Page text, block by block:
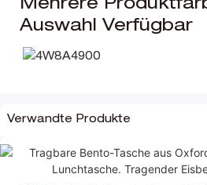
Mehrere
Auswahl Verfügbar
Verwandte Produkte